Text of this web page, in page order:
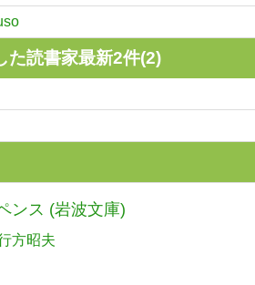
た読書家最新2件(2)
ンス (岩波文庫)
方昭夫